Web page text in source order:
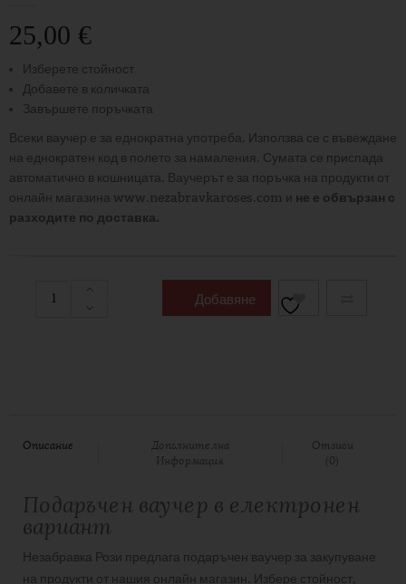
25,00 €
Изберете стойност
Добавете в количката
Завършете поръчката
Всеки ваучер е за еднократна употреба. Използва се с въвеждане
на еднократен код в полето за намаления. Сумата се приспада
автоматично в кошницата. Ваучерът е за поръчка на продукти от
онлайн магазина www.nezabravkaroses.com и не е обвързан с
разходите по доставка.
Добавяне
Описание
Допълнителна
Информация
Отзиви
(0)
Подаръчен ваучер в електронен
вариант
Незабравка Рози предлага подаръчен ваучер за закупуване
на продукти от нашия онлайн магазин. Избере стойност,